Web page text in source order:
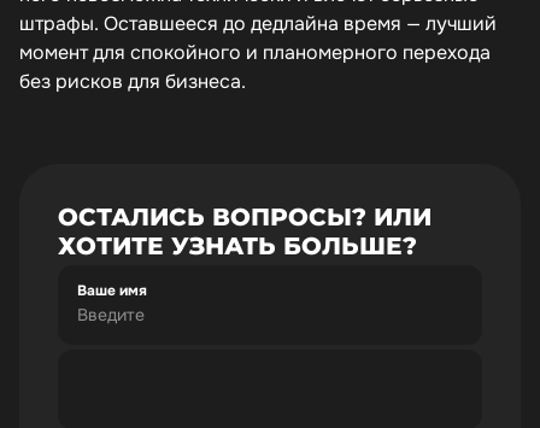
штрафы. Оставшееся до дедлайна время — лучший
момент для спокойного и планомерного перехода
без рисков для бизнеса.
ОСТАЛИСЬ ВОПРОСЫ? ИЛИ
ХОТИТЕ УЗНАТЬ БОЛЬШЕ?
Ваше имя